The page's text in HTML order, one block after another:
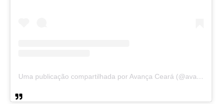
Uma publicação compartilhada por Avança Ceará (@avancaceara)